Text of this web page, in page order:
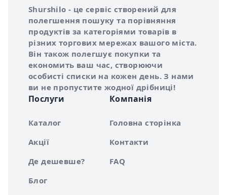
Про сервіс Shurshilo
Shurshilo - це сервіс створений для
полегшення пошуку та порівняння
продуктів за категоріями товарів в
різних торгових мережах вашого міста.
Він також полегшує покупки та
економить ваш час, створюючи
особисті списки на кожен день. З нами
ви не пропустите жодної дрібниці!
Послуги
Каталог
Акції
Де дешевше?
Блог
Компанія
Головна сторінка
Контакти
FAQ